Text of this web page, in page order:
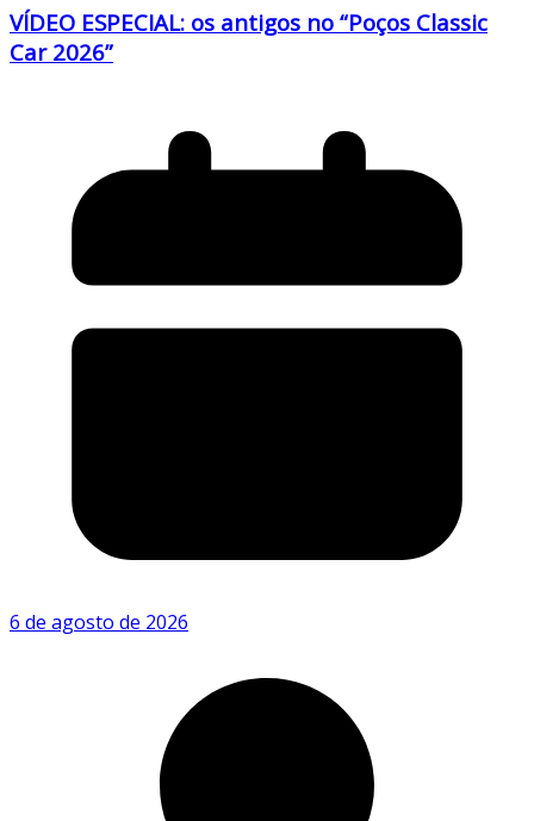
VÍDEO ESPECIAL: os antigos no “Poços Classic
Car 2026”
6 de agosto de 2026